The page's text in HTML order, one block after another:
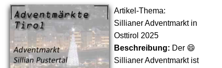
Artikel-Thema:
Sillianer Adventmarkt in
Osttirol 2025
Beschreibung: Der 😄
Sillianer Adventmarkt ist